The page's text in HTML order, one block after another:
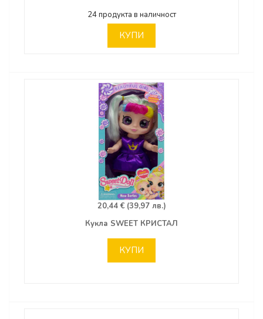
24 продукта в наличност
КУПИ
20,44 € (39,97 лв.)
Кукла SWEET КРИСТАЛ
КУПИ